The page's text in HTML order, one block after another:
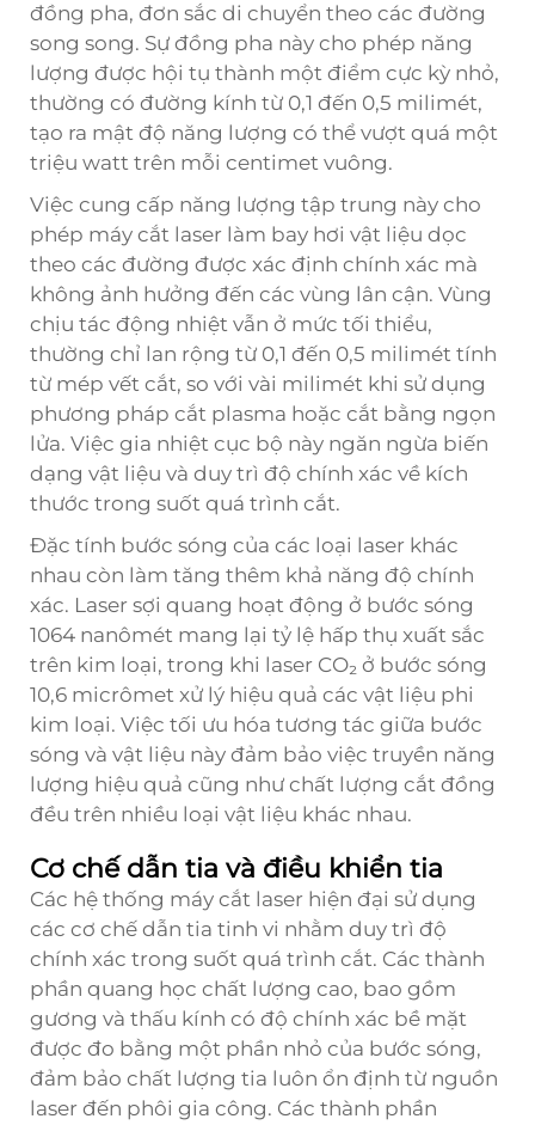
đồng pha, đơn sắc di chuyển theo các đường
song song. Sự đồng pha này cho phép năng
lượng được hội tụ thành một điểm cực kỳ nhỏ,
thường có đường kính từ 0,1 đến 0,5 milimét,
tạo ra mật độ năng lượng có thể vượt quá một
triệu watt trên mỗi centimet vuông.
Việc cung cấp năng lượng tập trung này cho
phép máy cắt laser làm bay hơi vật liệu dọc
theo các đường được xác định chính xác mà
không ảnh hưởng đến các vùng lân cận. Vùng
chịu tác động nhiệt vẫn ở mức tối thiểu,
thường chỉ lan rộng từ 0,1 đến 0,5 milimét tính
từ mép vết cắt, so với vài milimét khi sử dụng
phương pháp cắt plasma hoặc cắt bằng ngọn
lửa. Việc gia nhiệt cục bộ này ngăn ngừa biến
dạng vật liệu và duy trì độ chính xác về kích
thước trong suốt quá trình cắt.
Đặc tính bước sóng của các loại laser khác
nhau còn làm tăng thêm khả năng độ chính
xác. Laser sợi quang hoạt động ở bước sóng
1064 nanômét mang lại tỷ lệ hấp thụ xuất sắc
trên kim loại, trong khi laser CO₂ ở bước sóng
10,6 micrômet xử lý hiệu quả các vật liệu phi
kim loại. Việc tối ưu hóa tương tác giữa bước
sóng và vật liệu này đảm bảo việc truyền năng
lượng hiệu quả cũng như chất lượng cắt đồng
đều trên nhiều loại vật liệu khác nhau.
Cơ chế dẫn tia và điều khiển tia
Các hệ thống máy cắt laser hiện đại sử dụng
các cơ chế dẫn tia tinh vi nhằm duy trì độ
chính xác trong suốt quá trình cắt. Các thành
phần quang học chất lượng cao, bao gồm
gương và thấu kính có độ chính xác bề mặt
được đo bằng một phần nhỏ của bước sóng,
đảm bảo chất lượng tia luôn ổn định từ nguồn
laser đến phôi gia công. Các thành phần